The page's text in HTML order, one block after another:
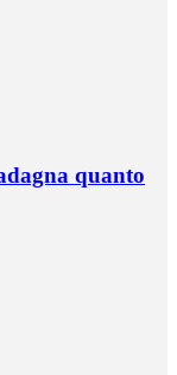
quanto